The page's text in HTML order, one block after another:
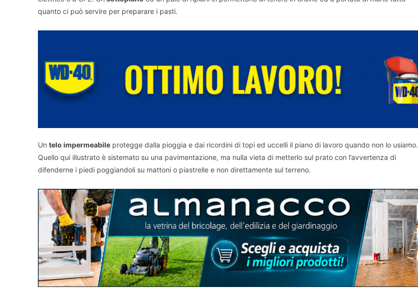
quanto ci può servire per preparare i pasti.
Un telo impermeabile protegge dalla pioggia e dai ricordini di topi ed uccelli il piano di lavoro quando non lo usiamo.
Quello qui illustrato è sistemato su una pavimentazione, ma nulla vieta di metterlo sul prato con l’avvertenza di
difenderne i piedi poggiandoli su mattoni o piastrelle e non direttamente sul terreno.